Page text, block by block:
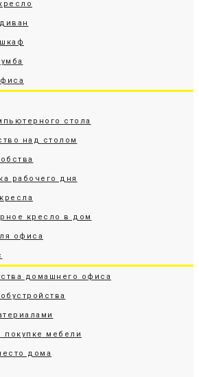
стола
над столом
рабочего дня
кресло в дом
офиса
домашнего офиса
покупке мебели
дома